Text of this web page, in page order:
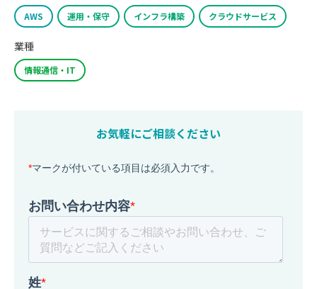
AWS 運用・保守 インフラ構築 クラウドサービス
業種
情報通信・IT
お気軽にご相談ください